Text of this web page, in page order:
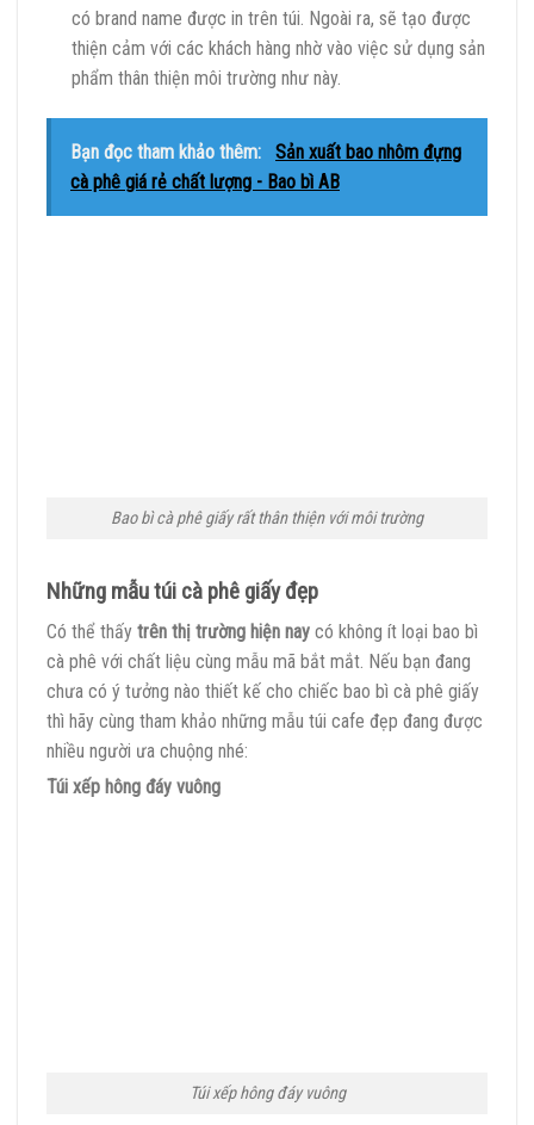
có brand name được in trên túi. Ngoài ra, sẽ tạo được
thiện cảm với các khách hàng nhờ vào việc sử dụng sản
phẩm thân thiện môi trường như này.
Bạn đọc tham khảo thêm:
Sản xuất bao nhôm đựng
cà phê giá rẻ chất lượng - Bao bì AB
Bao bì cà phê giấy rất thân thiện với môi trường
Những mẫu túi cà phê giấy đẹp
Có thể thấy trên thị trường hiện nay có không ít loại bao bì
cà phê với chất liệu cùng mẫu mã bắt mắt. Nếu bạn đang
chưa có ý tưởng nào thiết kế cho chiếc bao bì cà phê giấy
thì hãy cùng tham khảo những mẫu túi cafe đẹp đang được
nhiều người ưa chuộng nhé:
Túi xếp hông đáy vuông
Túi xếp hông đáy vuông